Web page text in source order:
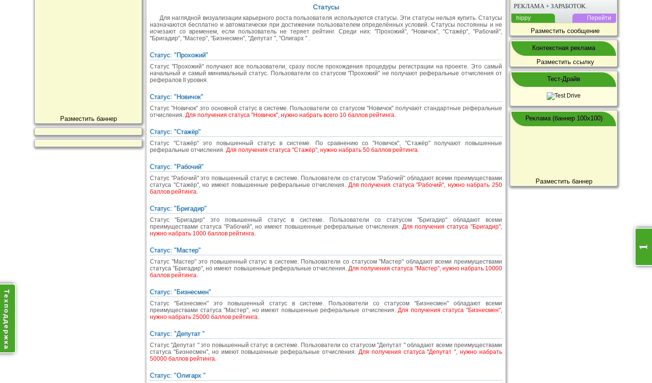
Разместить баннер
РЕКЛАМА + ЗАРАБОТОК.
hippy Перейти
Разместить сообщение
Контекстная реклама
Разместить ссылку
Тест-Драйв
Реклама (баннер 100x100)
Разместить баннер
Статусы
Для наглядной визуализации карьерного роста пользователя используются статусы. Эти статусы нельзя купить. Статусы
назначаются бесплатно и автоматически при достижении пользователем определённых условий. Статусы постоянны и не
исчезают со временем, если пользователь не теряет рейтинг. Среди них: "Прохожий", "Новичок", "Стажёр", "Рабочий",
"Бригадир", "Мастер", "Бизнесмен", "Депутат ", "Олигарх " .
Статус: "Прохожий"
Статус "Прохожий" получают все пользователи, сразу после прохождения процедуры регистрации на проекте. Это самый
начальный и самый минимальный статус. Пользователи со статусом "Прохожий" не получают реферальные отчисления от
рефералов II уровня.
Статус: "Новичок"
Статус "Новичок" это основной статус в системе. Пользователи со статусом "Новичок" получают стандартные реферальные
отчисления. Для получения статуса "Новичок", нужно набрать всего 10 баллов рейтинга.
Статус: "Стажёр"
Статус "Стажёр" это повышенный статус в системе. По сравнению со "Новичок", "Стажёр" получают повышенные
реферальные отчисления. Для получения статуса "Стажёр", нужно набрать 50 баллов рейтинга.
Статус: "Рабочий"
Статус "Рабочий" это повышенный статус в системе. Пользователи со статусом "Рабочий" обладают всеми преимуществами
статуса "Стажёр", но имеют повышенные реферальные отчисления. Для получения статуса "Рабочий", нужно набрать 250
баллов рейтинга.
Статус: "Бригадир"
Статус "Бригадир" это повышенный статус в системе. Пользователи со статусом "Бригадир" обладают всеми
преимуществами статуса "Рабочий", но имеют повышенные реферальные отчисления. Для получения статуса "Бригадир",
нужно набрать 1000 баллов рейтинга.
Статус: "Мастер"
Статус "Мастер" это повышенный статус в системе. Пользователи со статусом "Мастер" обладают всеми преимуществами
статуса "Бригадир", но имеют повышенные реферальные отчисления.Для получения статуса "Мастер", нужно набрать 10000
баллов рейтинга.
Статус: "Бизнесмен"
Статус "Бизнесмен" это повышенный статус в системе. Пользователи со статусом "Бизнесмен" обладают всеми
преимуществами статуса "Мастер", но имеют повышенные реферальные отчисления.Для получения статуса "Бизнесмен",
нужно набрать 25000 баллов рейтинга.
Статус: "Депутат "
Статус "Депутат " это повышенный статус в системе. Пользователи со статусом "Депутат " обладают всеми преимуществами
статуса "Бизнесмен", но имеют повышенные реферальные отчисления. Для получения статуса "Депутат ", нужно набрать
50000 баллов рейтинга.
Статус: "Олигарх "
1
Техподдержка